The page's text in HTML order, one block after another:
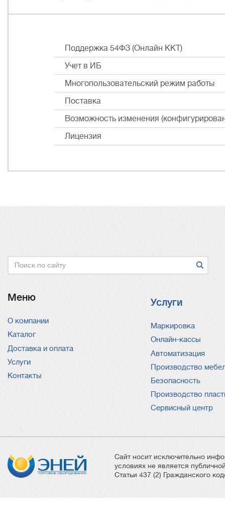
Поддержка 54ФЗ (Онлайн ККТ)
Учет в ИБ
Многопользовательский режим работы
Поставка
Возможность изменения
Лицензия
Поиск
Меню
О компании
Каталог
Доставка и оплата
Услуги
Контакты
Услуги
Услуги
Маркировка
Онлайн-кассы
Автоматизация
Производство
Безопасность
Производство
Сервисный центр
Сайт носит исключительно
условиях не является
Статьи 437 (2) Гражданского